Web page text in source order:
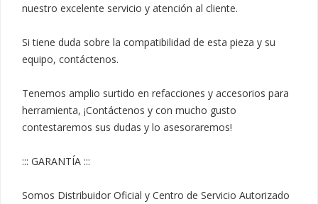
nuestro excelente servicio y atención al cliente.
Si tiene duda sobre la compatibilidad de esta pieza y su
equipo, contáctenos.
Tenemos amplio surtido en refacciones y accesorios para
herramienta, ¡Contáctenos y con mucho gusto
contestaremos sus dudas y lo asesoraremos!
::: GARANTÍA :::
Somos Distribuidor Oficial y Centro de Servicio Autorizado